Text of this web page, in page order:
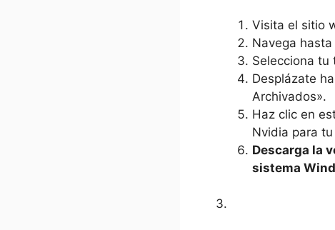
Visita el sitio
Navega
Selecciona
Desplázate
Archivados».
Haz clic en
Nvidia para
Descarga la
sistema
3.